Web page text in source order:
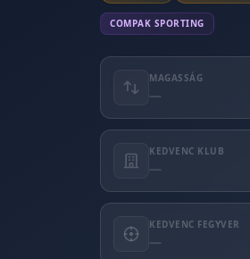
COMPAK SPORTING
MAGASSÁG
—
KEDVENC KLUB
—
KEDVENC FEGYVER
—